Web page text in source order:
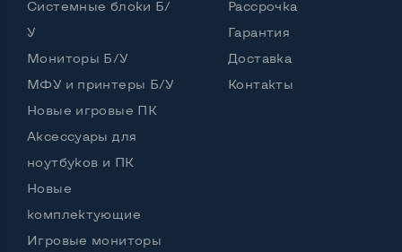
Интерфейс подключения Display portНет
Да, 1 шт.
Остальные возможности:
Блок питания
Регулировка положения дисплея
Системные блоки Б/
У
Мониторы Б/У
МФУ и принтеры Б/У
Новые игровые ПК
Аксессуары для
ноутбуков и ПК
Новые
комплектующие
Игровые мониторы
Рассрочка
Гарантия
Доставка
Контакты